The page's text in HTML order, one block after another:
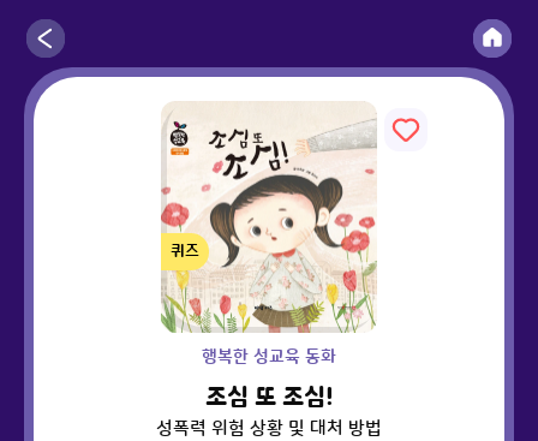
퀴즈
행복한 성교육 동화
조심 또 조심!
성폭력 위험 상황 및 대처 방법